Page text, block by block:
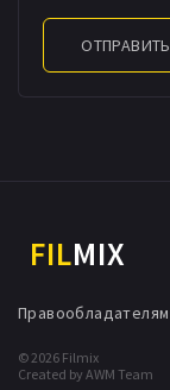
ОТПРАВИТЬ
FILMIX
© 2026 Filmix
Created by AWM Team
Правообладателям